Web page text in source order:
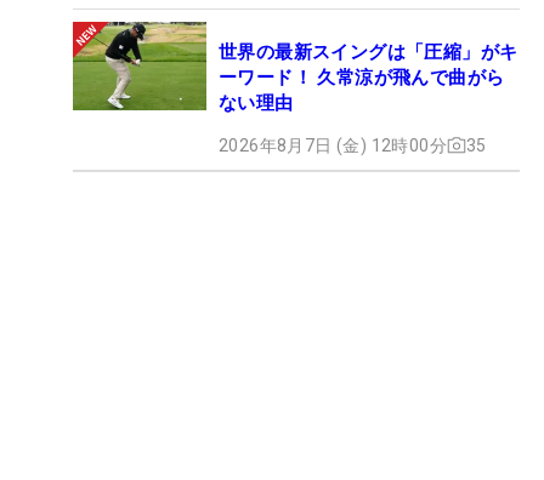
世界の最新スイングは「圧縮」がキ
ーワード！ 久常涼が飛んで曲がら
ない理由
2026年8月7日 (金) 12時00分 35